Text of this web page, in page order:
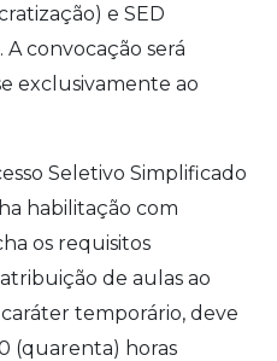
e SED
A convocação será
exclusivamente ao
Seletivo Simplificado
habilitação com
os requisitos
de aulas ao
temporário, deve
(quarenta) horas